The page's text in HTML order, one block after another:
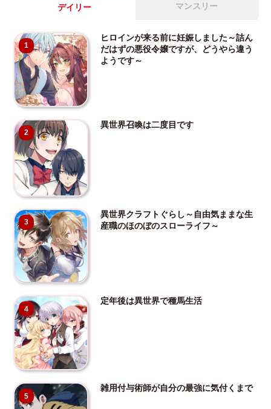
デイリー マンスリー
1
ヒロインが来る前に妊娠しました～詰ん
だはずの悪役令嬢ですが、どうやら違う
ようです～
2
異世界召喚は二度目です
3
異世界クラフトぐらし～自由気ままな生
産職のほのぼのスローライフ～
4
定年後は異世界で種馬生活
5
雑用付与術師が自分の最強に気付くまで